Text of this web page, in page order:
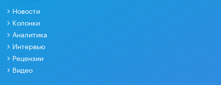
Новости
Колонки
Аналитика
Интервью
Рецензии
Видео